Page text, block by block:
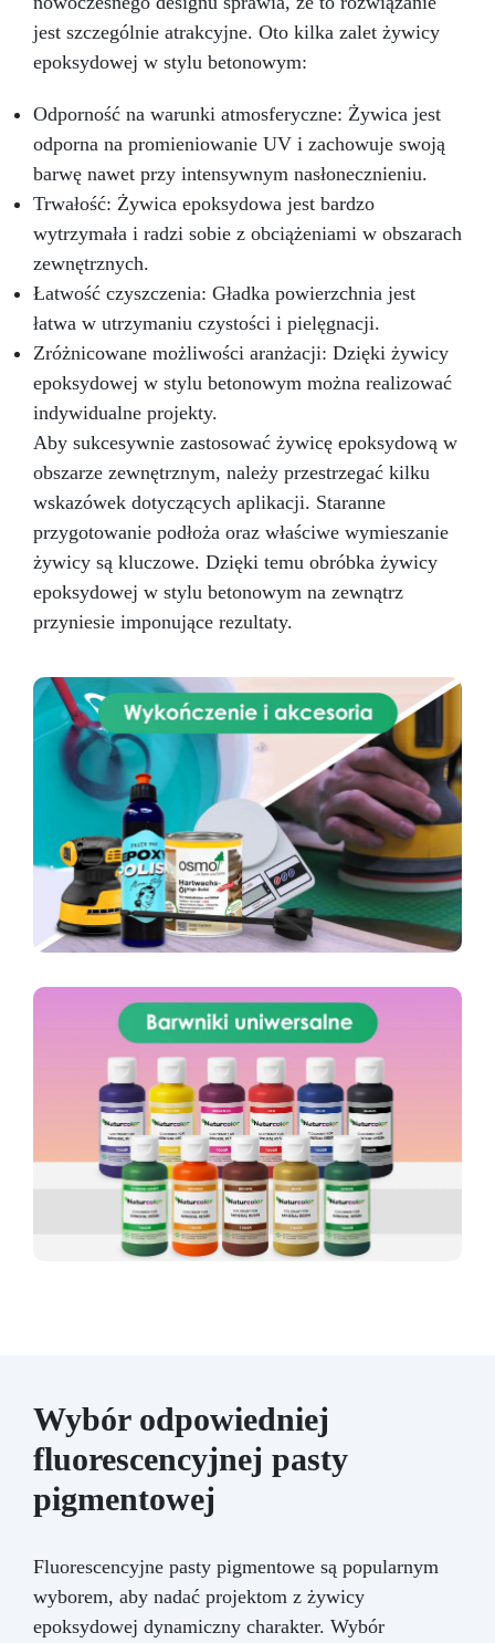
jest szczególnie atrakcyjne. Oto kilka zalet żywicy
epoksydowej w stylu betonowym:
Odporność na warunki atmosferyczne: Żywica jest
odporna na promieniowanie UV i zachowuje swoją
barwę nawet przy intensywnym nasłonecznieniu.
Trwałość: Żywica epoksydowa jest bardzo
wytrzymała i radzi sobie z obciążeniami w obszarach
zewnętrznych.
Łatwość czyszczenia: Gładka powierzchnia jest
łatwa w utrzymaniu czystości i pielęgnacji.
Zróżnicowane możliwości aranżacji: Dzięki żywicy
epoksydowej w stylu betonowym można realizować
indywidualne projekty.
Aby sukcesywnie zastosować żywicę epoksydową w
obszarze zewnętrznym, należy przestrzegać kilku
wskazówek dotyczących aplikacji. Staranne
przygotowanie podłoża oraz właściwe wymieszanie
żywicy są kluczowe. Dzięki temu obróbka żywicy
epoksydowej w stylu betonowym na zewnątrz
przyniesie imponujące rezultaty.
Wybór odpowiedniej
fluorescencyjnej pasty
pigmentowej
Fluorescencyjne pasty pigmentowe są popularnym
wyborem, aby nadać projektom z żywicy
epoksydowej dynamiczny charakter. Wybór